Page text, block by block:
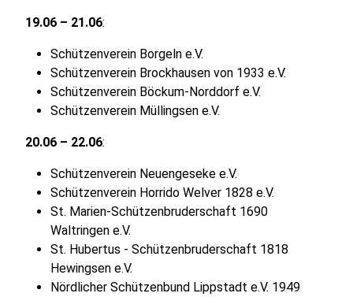
19.06 – 21.06:
Schützenverein Borgeln e.V.
Schützenverein Brockhausen von 1933 e.V.
Schützenverein Böckum-Norddorf e.V.
Schützenverein Müllingsen e.V.
20.06 – 22.06:
Schützenverein Neuengeseke e.V.
Schützenverein Horrido Welver 1828 e.V.
St. Marien-Schützenbruderschaft 1690
Waltringen e.V.
St. Hubertus - Schützenbruderschaft 1818
Hewingsen e.V.
Nördlicher Schützenbund Lippstadt e.V. 1949